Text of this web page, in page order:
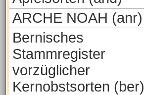
ARCHE NOAH (anr)
Bernisches
Stammregister
vorzüglicher
Kernobstsorten (ber)